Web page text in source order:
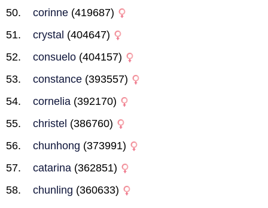
corinne (419687)
crystal (404647)
consuelo (404157)
constance (393557)
cornelia (392170)
christel (386760)
chunhong (373991)
catarina (362851)
chunling (360633)